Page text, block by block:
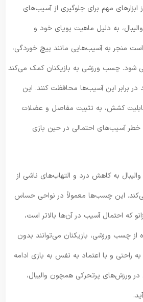
مهم برای جلوگیری از آسیب‌های
به دلیل ماهیت پویای خود و
منجر به آسیب‌هایی مانند پیچ خوردگی،
شود. چسب ورزشی به بازیکنان کمک می‌کند
برابر این آسیب‌ها محافظت کنند. این
کشش، به تثبیت مفاصل و عضلات
آسیب‌های احتمالی در حین بازی
به کاهش درد و التهاب‌های ناشی از
این چسب‌ها معمولاً در نواحی حساس
که احتمال آسیب در آن‌ها بالاتر است،
از چسب ورزشی، بازیکنان می‌توانند بدون
راحتی و با اعتماد به نفس به بازی ادامه
ورزش‌های پرتحرکی همچون والیبال،